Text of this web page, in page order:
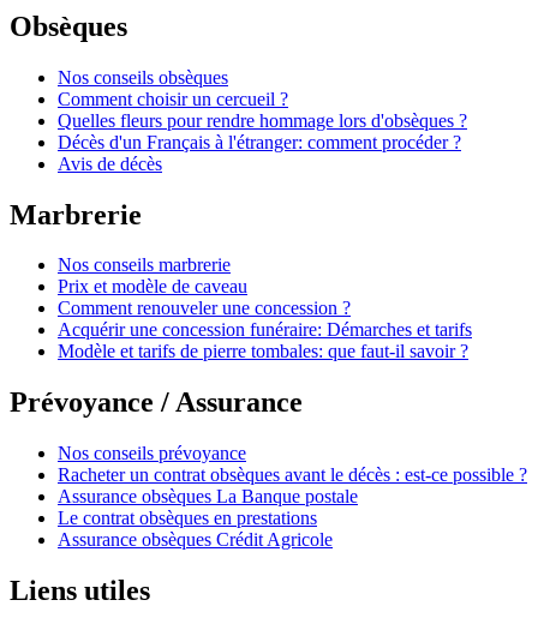
Obsèques
Nos conseils obsèques
Comment choisir un cercueil ?
Quelles fleurs pour rendre hommage lors d'obsèques ?
Décès d'un Français à l'étranger: comment procéder ?
Avis de décès
Marbrerie
Nos conseils marbrerie
Prix et modèle de caveau
Comment renouveler une concession ?
Acquérir une concession funéraire: Démarches et tarifs
Modèle et tarifs de pierre tombales: que faut-il savoir ?
Prévoyance / Assurance
Nos conseils prévoyance
Racheter un contrat obsèques avant le décès : est-ce possible ?
Assurance obsèques La Banque postale
Le contrat obsèques en prestations
Assurance obsèques Crédit Agricole
Liens utiles